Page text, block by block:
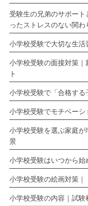
受験生の兄弟のサポー
ったストレスのない関わ
小学校受験で大切な生
小学校受験の面接対策
ト
小学校受験で「合格す
小学校受験でモチベーシ
小学校受験を選ぶ家庭
景
小学校受験はいつから始
小学校受験の絵画対策
小学校受験の内容｜試